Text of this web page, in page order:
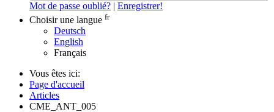
Mot de passe oublié? | Enregistrer!
Choisir une langue fr
Deutsch
English
Français
Vous êtes ici:
Page d'accueil
Articles
CME_ANT_005